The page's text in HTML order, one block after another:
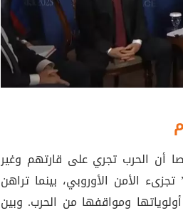
أن الحرب تجري على قارتهم وغير
الأمن الأوروبي، بينما تراهن
ومواقفها من الحرب. وبين